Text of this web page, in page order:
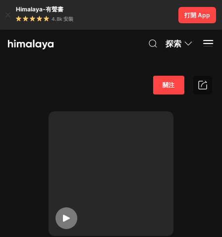
Himalaya-有聲書
4.8k 安裝
打開 App
探索
關注